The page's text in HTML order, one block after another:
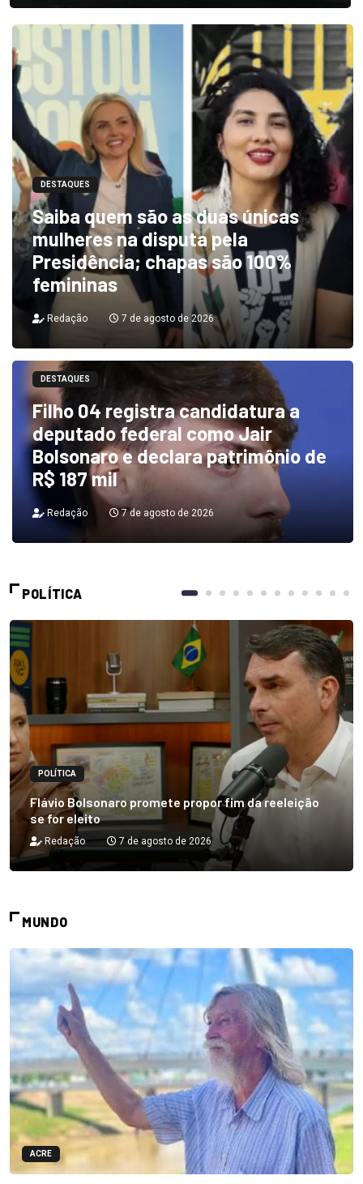
DESTAQUES
Saiba quem são as duas únicas
mulheres na disputa pela
Presidência; chapas são 100%
femininas
Redação 7 de agosto de 2026
DESTAQUES
Filho 04 registra candidatura a
deputado federal como Jair
Bolsonaro e declara patrimônio de
R$ 187 mil
Redação 7 de agosto de 2026
POLÍTICA
POLÍTICA
Flávio Bolsonaro promete propor fim da reeleição
se for eleito
Redação 7 de agosto de 2026
MUNDO
ACRE